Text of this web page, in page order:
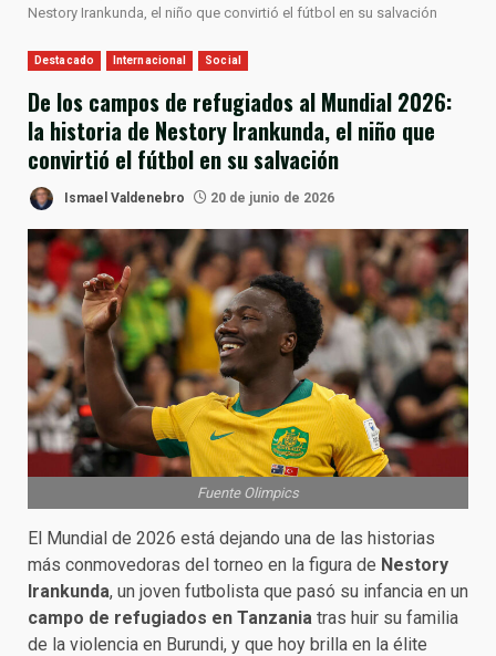
Nestory Irankunda, el niño que convirtió el fútbol en su salvación
Destacado Internacional Social
De los campos de refugiados al Mundial 2026:
la historia de Nestory Irankunda, el niño que
convirtió el fútbol en su salvación
Ismael Valdenebro 20 de junio de 2026
Fuente Olimpics
El Mundial de 2026 está dejando una de las historias
más conmovedoras del torneo en la figura de Nestory
Irankunda, un joven futbolista que pasó su infancia en un
campo de refugiados en Tanzania tras huir su familia
de la violencia en Burundi, y que hoy brilla en la élite